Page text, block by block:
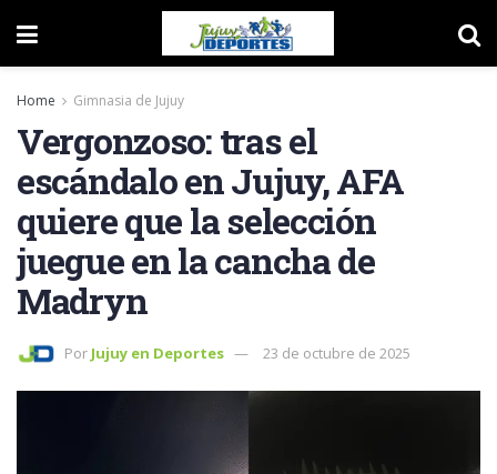
Home Gimnasia de Jujuy
Vergonzoso: tras el
escándalo en Jujuy, AFA
quiere que la selección
juegue en la cancha de
Madryn
Por Jujuy en Deportes 23 de octubre de 2025